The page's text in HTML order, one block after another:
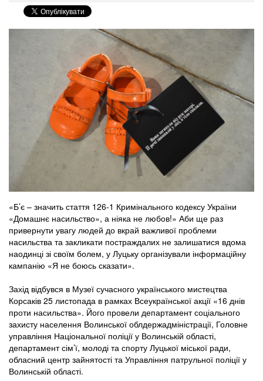
«Б’є – значить стаття 126-1 Кримінального кодексу України
«Домашнє насильство», а ніяка не любов!» Аби ще раз
привернути увагу людей до вкрай важливої проблеми
насильства та закликати постраждалих не залишатися вдома
наодинці зі своїм болем, у Луцьку організували інформаційну
кампанію «Я не боюсь сказати».
Захід відбувся в Музеї сучасного українського мистецтва
Корсаків 25 листопада в рамках Всеукраїнської акції «16 днів
проти насильства». Його провели департамент соціального
захисту населення Волинської облдержадміністрації, Головне
управління Національної поліції у Волинській області,
департамент сім’ї, молоді та спорту Луцької міської ради,
обласний центр зайнятості та Управління патрульної поліції у
Волинській області.